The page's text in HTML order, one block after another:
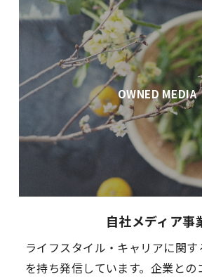
OWNED MEDIA
自社メディア事
ライフスタイル・キャリアに関
を持ち発信しています。企業との